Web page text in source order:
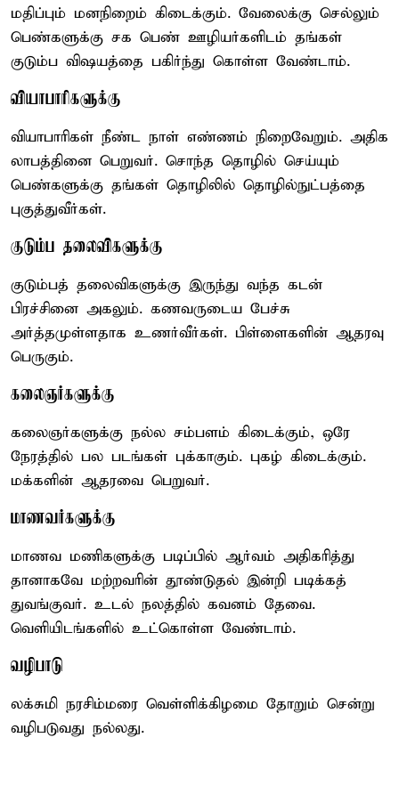
மதிப்பும் மனநிறைம் கிடைக்கும். வேலைக்கு செல்லும்
பெண்களுக்கு சக பெண் ஊழியர்களிடம் தங்கள்
குடும்ப விஷயத்தை பகிர்ந்து கொள்ள வேண்டாம்.
வியாபாரிகளுக்கு
வியாபாரிகள் நீண்ட நாள் எண்ணம் நிறைவேறும். அதிக
லாபத்தினை பெறுவர். சொந்த தொழில் செய்யும்
பெண்களுக்கு தங்கள் தொழிலில் தொழில்நுட்பத்தை
புகுத்துவீர்கள்.
குடும்ப தலைவிகளுக்கு
குடும்பத் தலைவிகளுக்கு இருந்து வந்த கடன்
பிரச்சினை அகலும். கணவருடைய பேச்சு
அர்த்தமுள்ளதாக உணர்வீர்கள். பிள்ளைகளின் ஆதரவு
பெருகும்.
கலைஞர்களுக்கு
கலைஞர்களுக்கு நல்ல சம்பளம் கிடைக்கும், ஒரே
நேரத்தில் பல படங்கள் புக்காகும். புகழ் கிடைக்கும்.
மக்களின் ஆதரவை பெறுவர்.
மாணவர்களுக்கு
மாணவ மணிகளுக்கு படிப்பில் ஆர்வம் அதிகரித்து
தானாகவே மற்றவரின் தூண்டுதல் இன்றி படிக்கத்
துவங்குவர். உடல் நலத்தில் கவனம் தேவை.
வெளியிடங்களில் உட்கொள்ள வேண்டாம்.
வழிபாடு
லக்சுமி நரசிம்மரை வெள்ளிக்கிழமை தோறும் சென்று
வழிபடுவது நல்லது.